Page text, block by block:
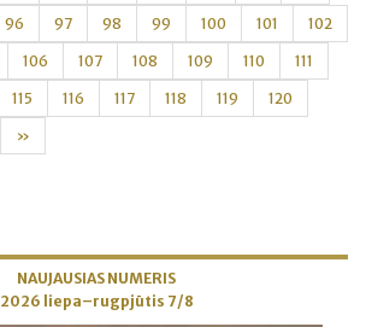
96 97 98 99 100 101 102
106 107 108 109 110 111
115 116 117 118 119 120
»
NAUJAUSIAS NUMERIS
2026 liepa–rugpjūtis 7/8